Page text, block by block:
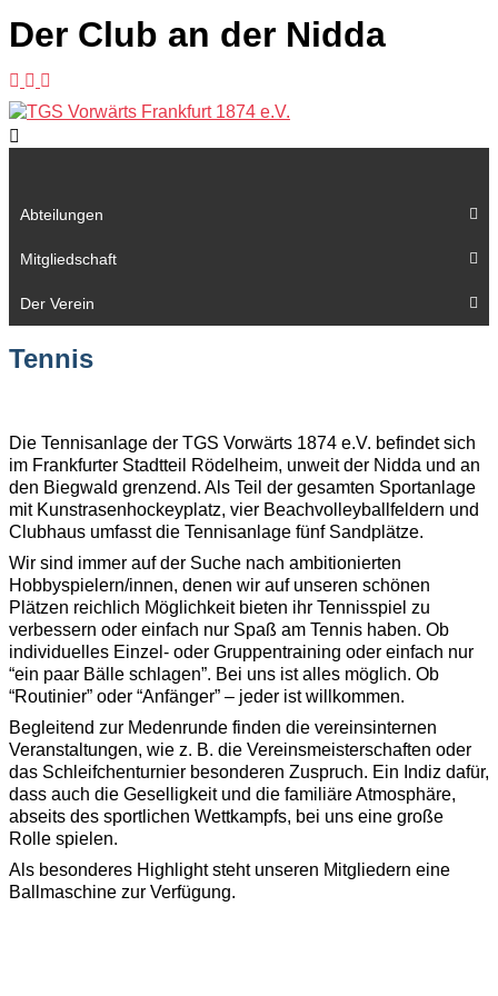
Der Club an der Nidda
Abteilungen
Mitgliedschaft
Der Verein
Tennis
Die Tennisanlage der TGS Vorwärts 1874 e.V. befindet sich
im Frankfurter Stadtteil Rödelheim, unweit der Nidda und an
den Biegwald grenzend. Als Teil der gesamten Sportanlage
mit Kunstrasenhockeyplatz, vier Beachvolleyballfeldern und
Clubhaus umfasst die Tennisanlage fünf Sandplätze.
Wir sind immer auf der Suche nach ambitionierten
Hobbyspielern/innen, denen wir auf unseren schönen
Plätzen reichlich Möglichkeit bieten ihr Tennisspiel zu
verbessern oder einfach nur Spaß am Tennis haben. Ob
individuelles Einzel- oder Gruppentraining oder einfach nur
“ein paar Bälle schlagen”. Bei uns ist alles möglich. Ob
“Routinier” oder “Anfänger” – jeder ist willkommen.
Begleitend zur Medenrunde finden die vereinsinternen
Veranstaltungen, wie z. B. die Vereinsmeisterschaften oder
das Schleifchenturnier besonderen Zuspruch. Ein Indiz dafür,
dass auch die Geselligkeit und die familiäre Atmosphäre,
abseits des sportlichen Wettkampfs, bei uns eine große
Rolle spielen.
Als besonderes Highlight steht unseren Mitgliedern eine
Ballmaschine zur Verfügung.